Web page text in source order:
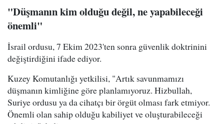
"Düşmanın kim olduğu değil, ne yapabileceği
önemli"
İsrail ordusu, 7 Ekim 2023'ten sonra güvenlik doktrinini
değiştirdiğini ifade ediyor.
Kuzey Komutanlığı yetkilisi, "Artık savunmamızı
düşmanın kimliğine göre planlamıyoruz. Hizbullah,
Suriye ordusu ya da cihatçı bir örgüt olması fark etmiyor.
Önemli olan sahip olduğu kabiliyet ve oluşturabileceği